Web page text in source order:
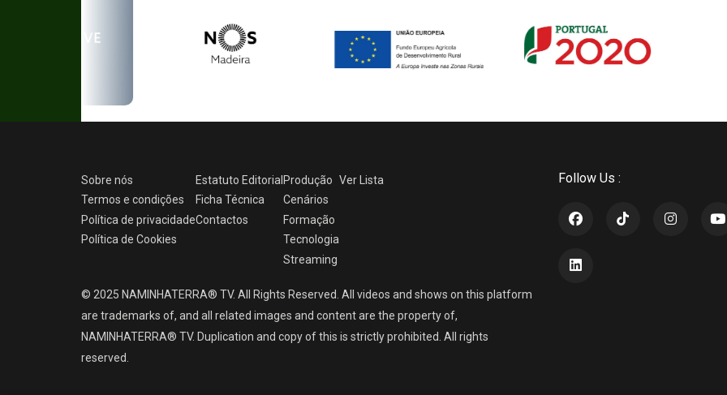
Sobre nós
Termos e condições
Política de privacidade
Política de Cookies
Estatuto Editorial
Ficha Técnica
Contactos
Produção
Cenários
Formação
Tecnologia
Streaming
Ver Lista
© 2025 NAMINHATERRA® TV. All Rights Reserved. All videos and shows on this platform
are trademarks of, and all related images and content are the property of,
NAMINHATERRA® TV. Duplication and copy of this is strictly prohibited. All rights
reserved.
Follow Us :